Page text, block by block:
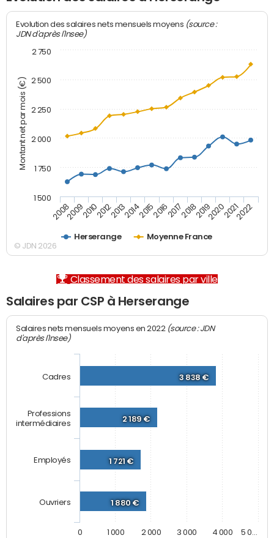
Montant net par mois (€)
Evolution des salaires nets mensuels moyens (source :
JDN d'après l'Insee)
Herserange Moyenne France
20082009201020122013201420152016201720182019202020212022
1 500
1 750
2 000
2 250
2 500
2 750
© JDN 2026
Classement des salaires par ville
Salaires par CSP à Herserange
Salaires nets mensuels moyens en 2022 (source : JDN
d'après l'Insee)
3 838 €
2 189 €
1 721 €
1 880 €
Cadres
Professions
intermédiaires
Employés
Ouvriers
0 1 000 2 000 3 000 4 000 5 0…